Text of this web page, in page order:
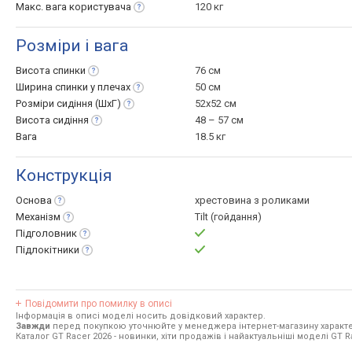
Макс. вага користувача 120 кг
Розміри і вага
Висота спинки
76 см
Ширина спинки у плечах
50 см
Розміри сидіння (ШхГ)
52x52 см
Висота сидіння
48 – 57 см
Вага
18.5 кг
Конструкція
Основа
хрестовина з роликами
Механізм
Tilt (гойдання)
Підголовник
Підлокітники
Повідомити про помилку в описі
Інформація в описі моделі носить довідковий характер.
Завжди перед покупкою уточнюйте у менеджера інтернет-магазину
Каталог GT Racer 2026 - новинки, хіти продажів і найактуальніші моделі GT